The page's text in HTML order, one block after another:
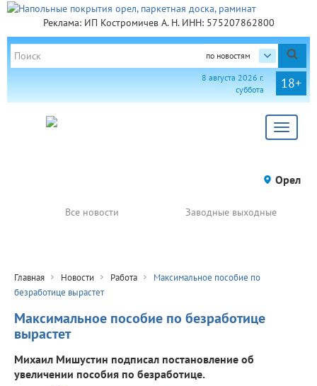
Реклама: ИП Костромичев А. Н. ИНН: 575207862800
по новостям
18+
8 августа 2026 г.
суббота
Toggle
Орел
Все новости Заводные выходные
Главная Новости Работа
Максимальное пособие по
безработице вырастет
Максимальное пособие по безработице
вырастет
Михаил Мишустин подписал постановление об
увеличении пособия по безработице.